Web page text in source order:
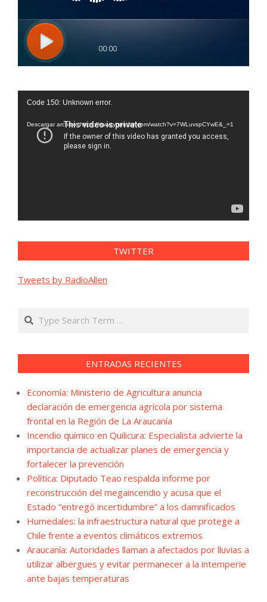
Reproductor
vídeo
Code 150: Unknown error.
Descargar archivo: https://www.youtube.com/watch?v=7WLuvspCYwE&_=1
TWITTER
Tweets by RadioAllen
Search
ENTRADAS RECIENTES
Economía: Ministerio de Agricultura anuncia
declaración de emergencia agrícola por sistema
frontal en la Región de La Araucanía
Incendio químico en Quilicura: Especialista advierte la
importancia de actualizar planes de emergencia y
fortalecer la prevención
Política: Diputado Teao respalda informe por
reconstrucción del megaincendio y acusa que el
Estado “entregó incertidumbre” a los damnificados
Humedales: la infraestructura natural que protege a
Chile frente a eventos climáticos extremos
Araucanía: Autoridades llaman a afectados por lluvias a
utilizar albergues y evitar permanecer a la intemperie
ante bajas temperaturas